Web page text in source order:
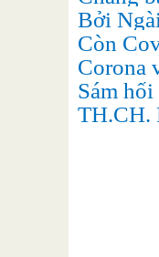
Bởi
Còn
Corona
Sám
TH.CH.